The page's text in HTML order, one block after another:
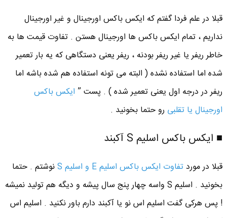
قبلا در علم فردا گفتم که ایکس باکس اورجینال و غیر اورجینال
نداریم ، تمام ایکس باکس ها اورجینال هستن . تفاوت قیمت ها به
خاطر ریفر یا غیر ریفر بودنه ، ریفر یعنی دستگاهی که یه بار تعمیر
شده اما استفاده نشده ( البته می تونه استفاده هم شده باشه اما
ریفر در درجه اول یعنی تعمیر شده ) . پست ” ایکس باکس
اورجینال یا تقلبی رو حتما بخونید .
■ ایکس باکس اسلیم S آکبند
قبلا در موردتفاوت ایکس باکس اسلیم E و اسلیم S
نوشتم . حتما
بخونید . اسلیم S واسه چهار پنج سال پیشه و دیگه هم تولید نمیشه
! پس هرکی گفت اسلیم اس نو یا آکبند دارم باور نکنید . اسلیم اس